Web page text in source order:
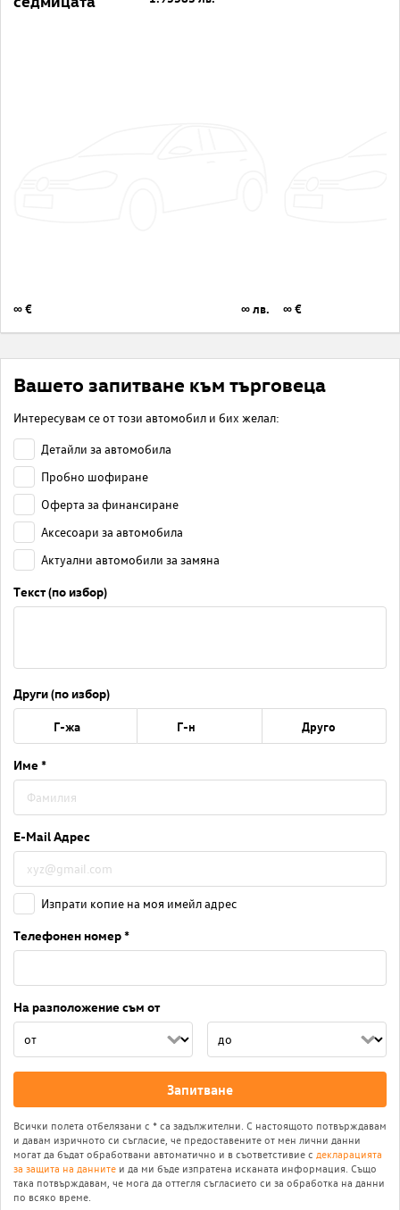
∞ € ∞ лв. ∞ €
Вашето запитване към търговеца
Интересувам се от този автомобил и бих желал:
Детайли за автомобила
Пробно шофиране
Оферта за финансиране
Аксесоари за автомобила
Актуални автомобили за замяна
Текст (по избор)
Други (по избор)
Г-жа Г-н Друго
Име *
E-Mail Адрес
Изпрати копие на моя имейл адрес
Телефонен номер *
На разположение съм от
Запитване
Всички полета отбелязани с * са задължителни. С настоящото потвърждавам
и давам изричното си съгласие, че предоставените от мен лични данни
могат да бъдат обработвани автоматично и в съответстивие с декларацията
за защита на данните и да ми бъде изпратена исканата информация. Също
така потвърждавам, че мога да оттегля съгласието си за обработка на данни
по всяко време.